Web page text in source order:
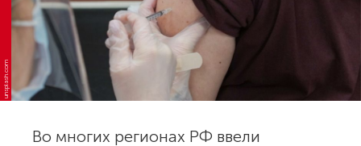
unsplash.com
Во многих регионах РФ ввели